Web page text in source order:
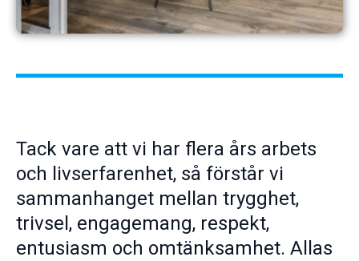
Tack vare att vi har flera års arbets
och livserfarenhet, så förstår vi
sammanhanget mellan trygghet,
trivsel, engagemang, respekt,
entusiasm och omtänksamhet. Allas